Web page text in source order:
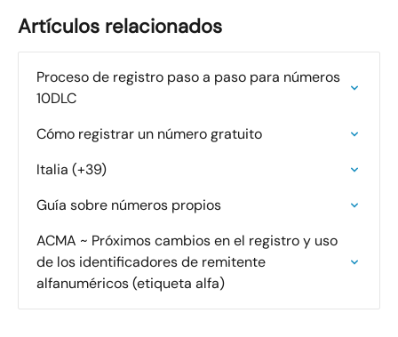
Artículos relacionados
Proceso de registro paso a paso para números
10DLC
Cómo registrar un número gratuito
Italia (+39)
Guía sobre números propios
ACMA ~ Próximos cambios en el registro y uso
de los identificadores de remitente
alfanuméricos (etiqueta alfa)